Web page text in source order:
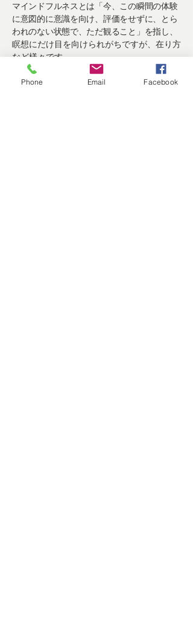
マインドフルネスとは「今、この瞬間の体験
に意図的に意識を向け、評価をせずに、とら
われのない状態で、ただ観ること」を指し、
瞑想にだけ目を向けられがちですが、在り方
など様々です。
​ウェルネスな状態、よりよい状態の為には心
Phone Email Facebook